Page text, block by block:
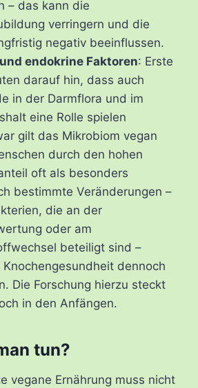
– das kann die
verringern und die
negativ beeinflussen.
endokrine Faktoren: Erste
darauf hin, dass auch
in der Darmflora und im
eine Rolle spielen
gilt das Mikrobiom vegan
durch den hohen
oft als besonders
bestimmte Veränderungen –
die an der
oder am
beteiligt sind –
dennoch
Die Forschung hierzu steckt
in den Anfängen.
tun?
vegane Ernährung muss nicht